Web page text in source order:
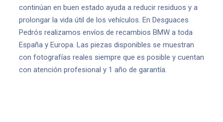
continúan en buen estado ayuda a reducir residuos y a
prolongar la vida útil de los vehículos. En Desguaces
Pedrós realizamos envíos de recambios BMW a toda
España y Europa. Las piezas disponibles se muestran
con fotografías reales siempre que es posible y cuentan
con atención profesional y 1 año de garantía.